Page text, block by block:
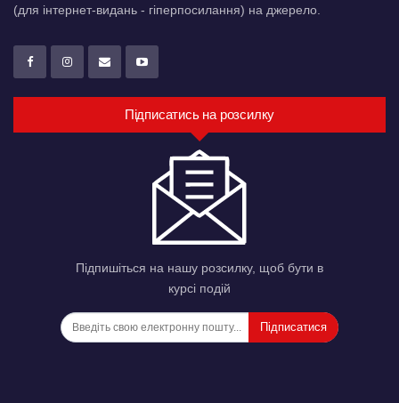
(для інтернет-видань - гіперпосилання) на джерело.
Підписатись на розсилку
Підпишіться на нашу розсилку, щоб бути в
курсі подій
Підписатися